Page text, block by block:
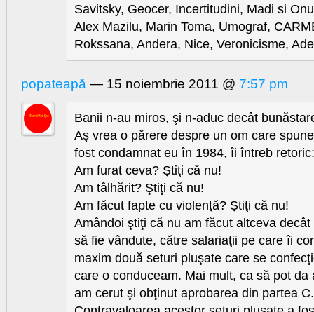
Savitsky, Geocer, Incertitudini, Madi si
Alex Mazilu, Marin Toma, Umograf,
Rokssana, Andera, Nice, Veronicisme,
popateapă — 15 noiembrie 2011 @ 7:57 pm
Banii n-au miros, şi n-aduc decât
Aş vrea o părere despre un om care
fost condamnat eu în 1984, îi întreb retoric:
Am furat ceva? Ştiţi că nu!
Am tâlhărit? Ştiţi că nu!
Am făcut fapte cu violenţă? Ştiţi că nu!
Amândoi ştiţi că nu am făcut altceva
să fie vândute, către salariaţii pe care îi
maxim două seturi pluşate care se
care o conduceam. Mai mult, ca să pot da
am cerut şi obţinut aprobarea din partea